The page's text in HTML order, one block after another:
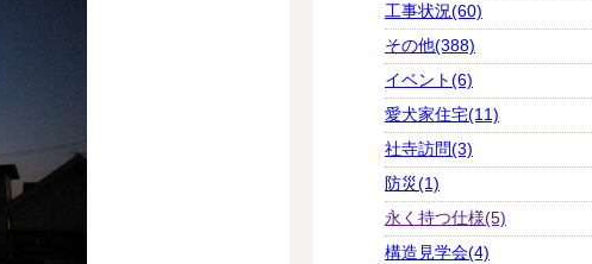
工事状況(60)
その他(388)
イベント(6)
愛犬家住宅(11)
社寺訪問(3)
防災(1)
永く持つ仕様(5)
構造見学会(4)